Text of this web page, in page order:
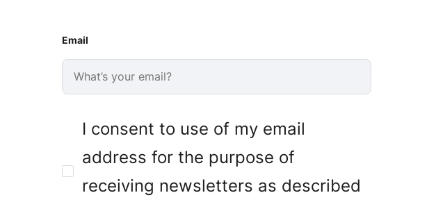
Email
I consent to use of my email
address for the purpose of
receiving newsletters as described